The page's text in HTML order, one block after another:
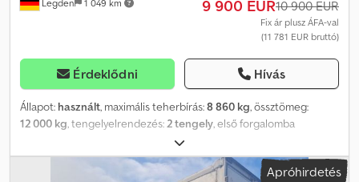
Legden 1 049 km 9 900 EUR10 900 EUR
Fix ár plusz ÁFA-val
(11 781 EUR bruttó)
Érdeklődni Hívás
Állapot: használt, maximális teherbírás:8 860 kg, össztömeg:
12 000 kg, tengelyelrendezés:2 tengely, első forgalomba
, következő vizsga (TÜV):
6 337 mm, rakodótér szélesség:2 488 mm, raktérmagasság:506
, rakodótér térfogata:7 m³, teljes szélesség:2 550 mm, teljes
Apróhirdetés